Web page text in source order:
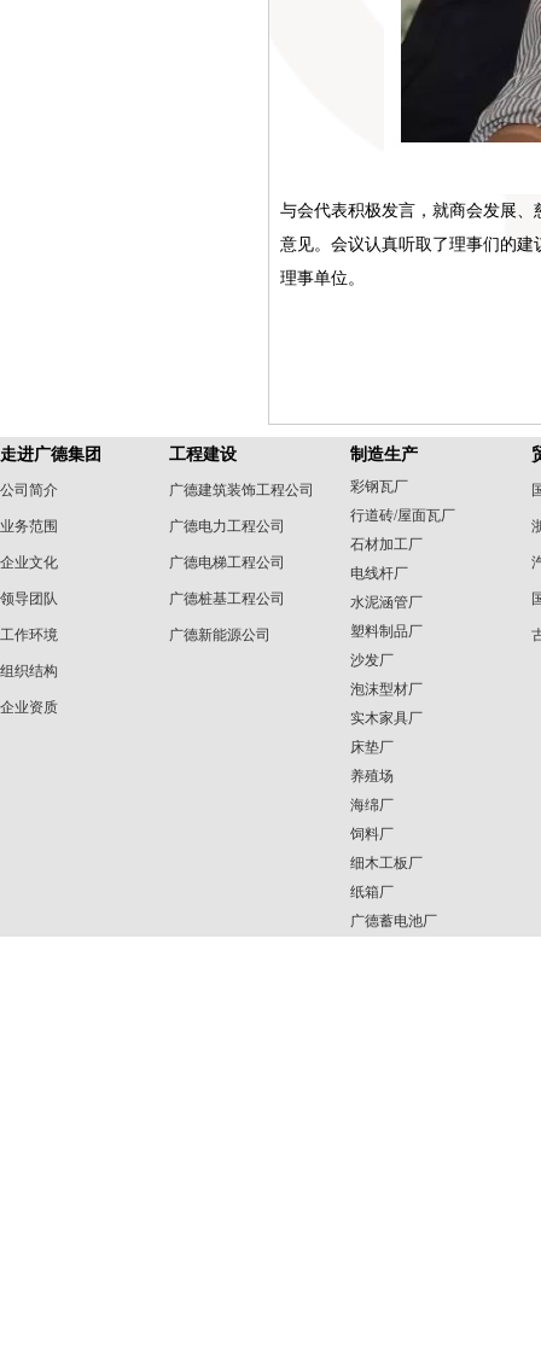
与会代表积极发言，就商会发展
意见。会议认真听取了理事们的
理事单位。
走进广德集团
公司简介
业务范围
企业文化
领导团队
工作环境
组织结构
企业资质
工程建设
广德建筑装饰工程公司
广德电力工程公司
广德电梯工程公司
广德桩基工程公司
广德新能源公司
制造生产
彩钢瓦厂
行道砖/屋面瓦厂
石材加工厂
电线杆厂
水泥涵管厂
塑料制品厂
沙发厂
泡沫型材厂
实木家具厂
床垫厂
养殖场
海绵厂
饲料厂
细木工板厂
纸箱厂
广德蓄电池厂